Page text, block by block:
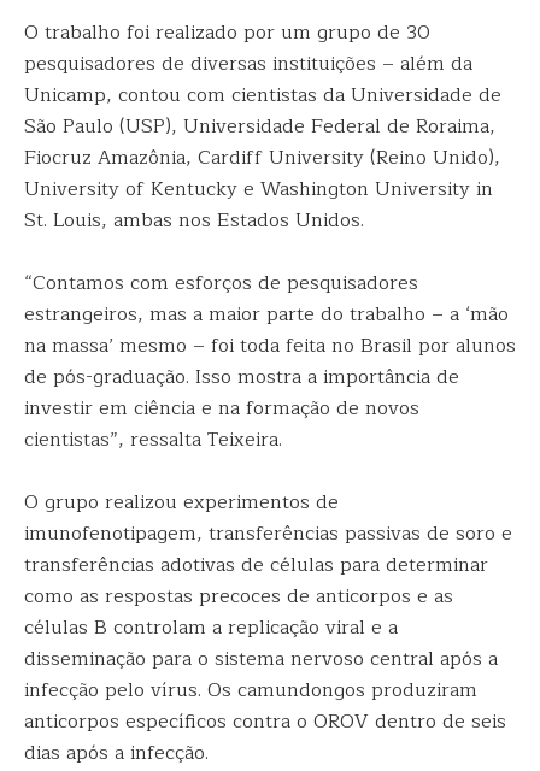
O trabalho foi realizado por um grupo de 30
pesquisadores de diversas instituições – além da
Unicamp, contou com cientistas da Universidade de
São Paulo (USP), Universidade Federal de Roraima,
Fiocruz Amazônia, Cardiff University (Reino Unido),
University of Kentucky e Washington University in
St. Louis, ambas nos Estados Unidos.
“Contamos com esforços de pesquisadores
estrangeiros, mas a maior parte do trabalho – a ‘mão
na massa’ mesmo – foi toda feita no Brasil por alunos
de pós-graduação. Isso mostra a importância de
investir em ciência e na formação de novos
cientistas”, ressalta Teixeira.
O grupo realizou experimentos de
imunofenotipagem, transferências passivas de soro e
transferências adotivas de células para determinar
como as respostas precoces de anticorpos e as
células B controlam a replicação viral e a
disseminação para o sistema nervoso central após a
infecção pelo vírus. Os camundongos produziram
anticorpos específicos contra o OROV dentro de seis
dias após a infecção.